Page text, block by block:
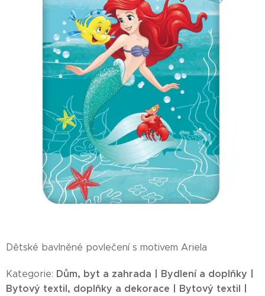
Dětské bavlněné povlečení s motivem Ariela
Kategorie: Dům, byt a zahrada | Bydlení a doplňky |
Bytový textil, doplňky a dekorace | Bytový textil |